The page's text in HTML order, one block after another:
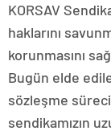
KORSAV
haklarını
korunmasını
Bugün elde
sözleşme
sendikamızın